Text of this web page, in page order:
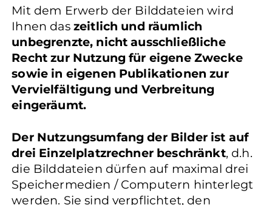
Mit dem Erwerb der Bilddateien wird
Ihnen das zeitlich und räumlich
unbegrenzte, nicht ausschließliche
Recht zur Nutzung für eigene Zwecke
sowie in eigenen Publikationen zur
Vervielfältigung und Verbreitung
eingeräumt.
Der Nutzungsumfang der Bilder ist auf
drei Einzelplatzrechner beschränkt, d.h.
die Bilddateien dürfen auf maximal drei
Speichermedien / Computern hinterlegt
werden. Sie sind verpflichtet, den